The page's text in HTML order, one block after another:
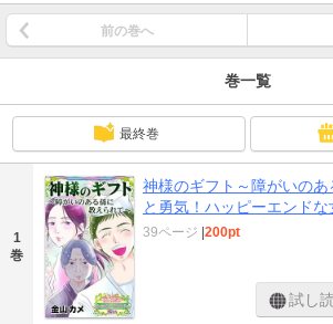
前の巻へ
巻一覧
最終巻
1
巻
神様のギフト～障がいの
と勇気！ハッピーエンド
39ページ 200pt
試し